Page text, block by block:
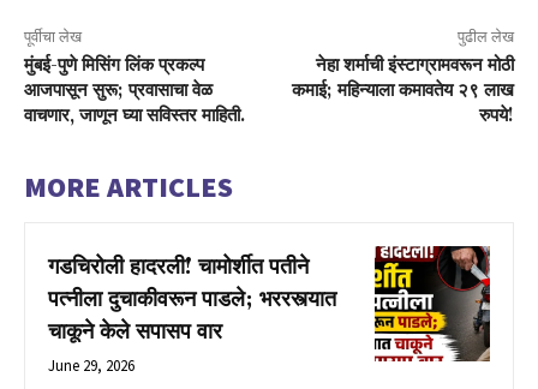
पूर्वीचा लेख
मुंबई-पुणे मिसिंग लिंक प्रकल्प
आजपासून सुरू; प्रवासाचा वेळ
वाचणार, जाणून घ्या सविस्तर माहिती.
पुढील लेख
नेहा शर्माची इंस्टाग्रामवरून मोठी
कमाई; महिन्याला कमावतेय २९ लाख
रुपये!
MORE ARTICLES
गडचिरोली हादरली! चामोर्शीत पतीने
पत्नीला दुचाकीवरून पाडले; भररस्त्यात
चाकूने केले सपासप वार
June 29, 2026